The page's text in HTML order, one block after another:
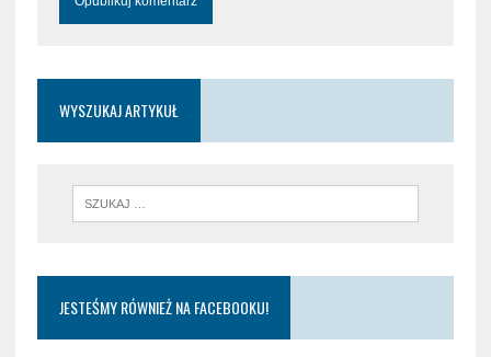
WYSZUKAJ ARTYKUŁ
JESTEŚMY RÓWNIEŻ NA FACEBOOKU!